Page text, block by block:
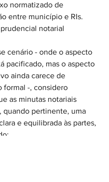
normatizado de
entre município e RIs.
notarial
cenário - onde o aspecto
pacificado, mas o aspecto
ainda carece de
formal -, considero
as minutas notariais
quando pertinente, uma
e equilibrada às partes,